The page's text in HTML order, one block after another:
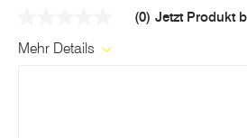
Link
(0) Jetzt Produkt
Mehr Details